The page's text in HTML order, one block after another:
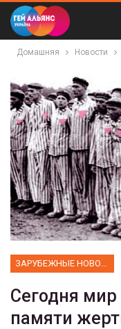
Домашняя Новости
Сегодня мир
памяти